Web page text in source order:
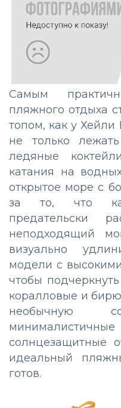
Самым
пляжного отдыха
топом, как у
не только
ледяные
катания на
открытое море с
за то, что
предательски
неподходящий
визуально
модели с
чтобы
коралловые и
необычную
солнцезащитные
идеальный
готов.